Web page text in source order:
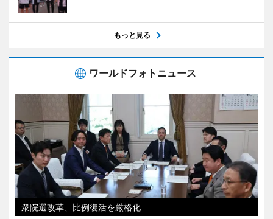
もっと見る
ワールドフォトニュース
衆院選改革、比例復活を厳格化